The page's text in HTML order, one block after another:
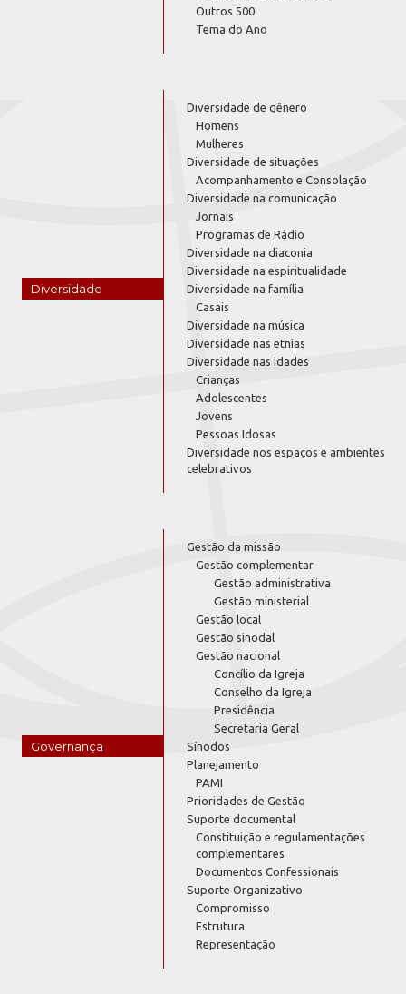
Outros 500
Tema do Ano
Diversidade
Diversidade de gênero
Homens
Mulheres
Diversidade de situações
Acompanhamento e Consolação
Diversidade na comunicação
Jornais
Programas de Rádio
Diversidade na diaconia
Diversidade na espiritualidade
Diversidade na família
Casais
Diversidade na música
Diversidade nas etnias
Diversidade nas idades
Crianças
Adolescentes
Jovens
Pessoas Idosas
Diversidade nos espaços e ambientes
celebrativos
Governança
Gestão da missão
Gestão complementar
Gestão administrativa
Gestão ministerial
Gestão local
Gestão sinodal
Gestão nacional
Concílio da Igreja
Conselho da Igreja
Presidência
Secretaria Geral
Sínodos
Planejamento
PAMI
Prioridades de Gestão
Suporte documental
Constituição e regulamentações
complementares
Documentos Confessionais
Suporte Organizativo
Compromisso
Estrutura
Representação